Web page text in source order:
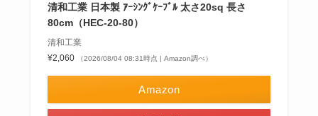
清和工業 日本製 ｱｰｼﾝｸﾞｹｰﾌﾞﾙ 太さ20sq 長さ
80cm（HEC-20-80）
清和工業
¥2,060
（2026/08/04 08:31時点 | Amazon調べ）
Amazon